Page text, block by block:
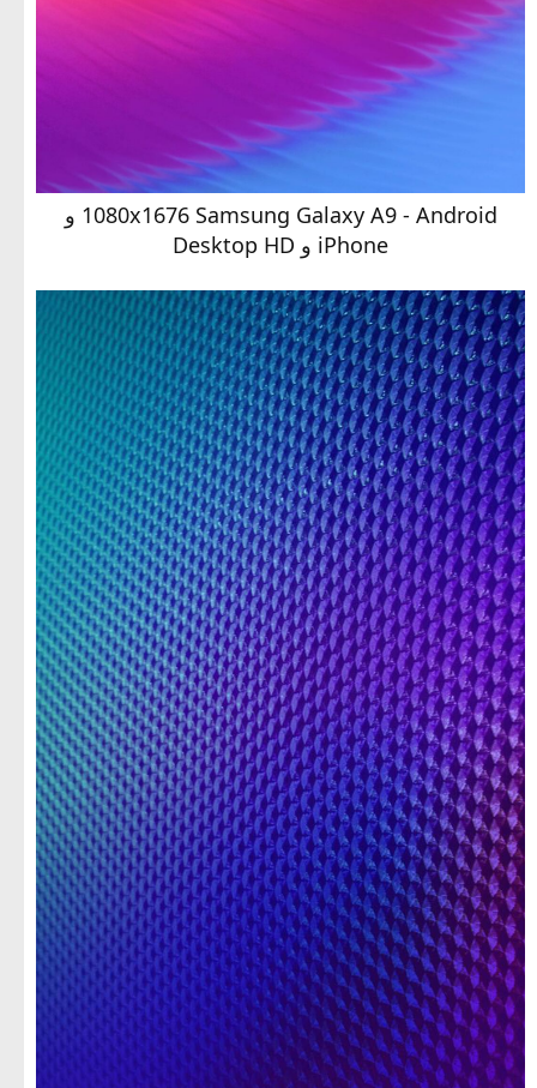
1080x1676 Samsung Galaxy A9 - Android و
iPhone و Desktop HD